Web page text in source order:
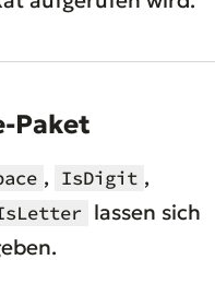
Paket
, IsDigit ,
lassen sich